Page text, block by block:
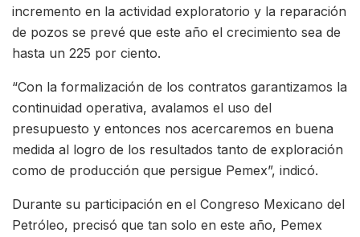
incremento en la actividad exploratorio y la reparación
de pozos se prevé que este año el crecimiento sea de
hasta un 225 por ciento.
“Con la formalización de los contratos garantizamos la
continuidad operativa, avalamos el uso del
presupuesto y entonces nos acercaremos en buena
medida al logro de los resultados tanto de exploración
como de producción que persigue Pemex”, indicó.
Durante su participación en el Congreso Mexicano del
Petróleo, precisó que tan solo en este año, Pemex